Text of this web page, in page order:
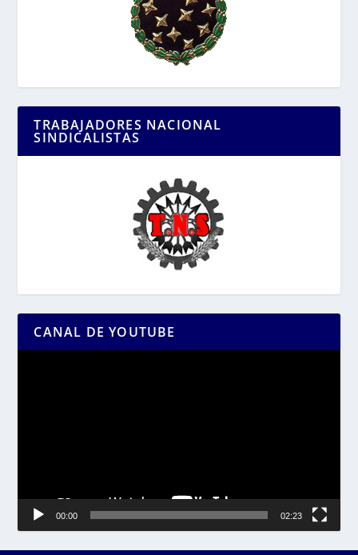
TRABAJADORES NACIONAL
SINDICALISTAS
CANAL DE YOUTUBE
00:00 02:23